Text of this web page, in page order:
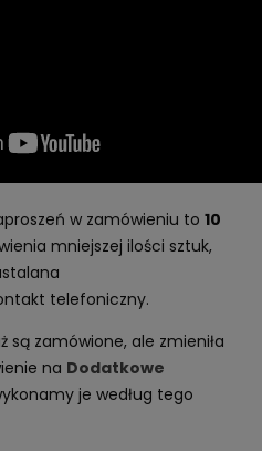
w zamówieniu to 10
mniejszej ilości sztuk,
telefoniczny.
są zamówione, ale zmieniła
na Dodatkowe
je według tego